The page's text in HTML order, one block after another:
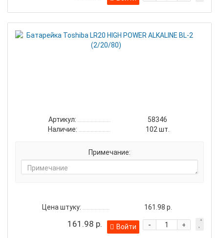
Артикул:
58346
Наличие:
102 шт.
Примечание:
Цена штуку: 161.98 р.
161.98 р. +
-
Войти